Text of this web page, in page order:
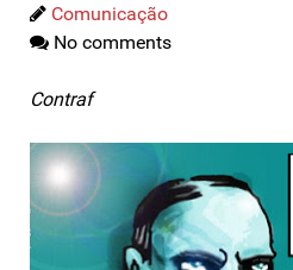
Comunicação
No comments
Contraf